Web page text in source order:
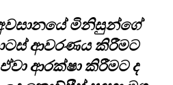
මිනිසුන්ගේ
ආවරණය කිරීමට
ආරක්ෂා කිරීමට ද